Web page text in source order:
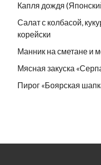
Капля дождя
Салат с колбасой,
корейски
Манник на сметане и
Мясная закуска
Пирог «Боярская